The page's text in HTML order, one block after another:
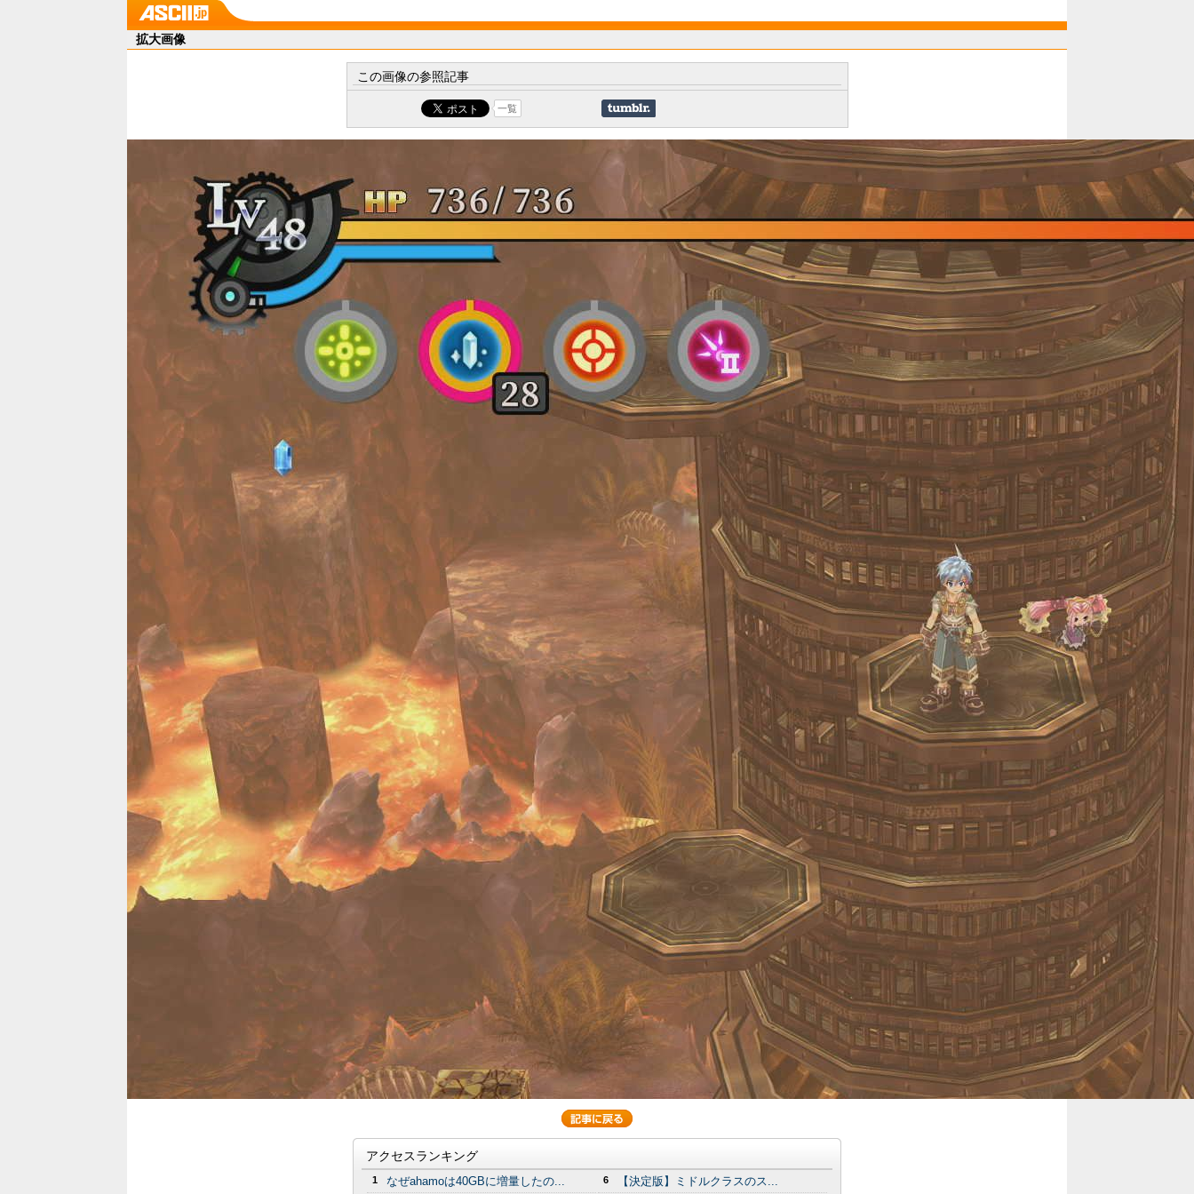
拡大画像
この画像の参照記事
一覧
アクセスランキング
1 なぜahamoは40GBに増量したの... 6 【決定版】ミドルクラスのス...